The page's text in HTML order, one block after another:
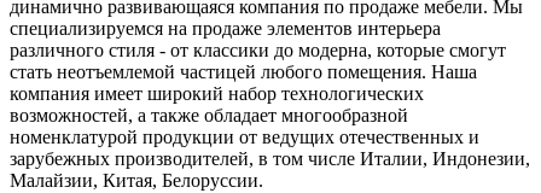
динамично развивающаяся компания по продаже мебели. Мы
специализируемся на продаже элементов интерьера
различного стиля - от классики до модерна, которые смогут
стать неотъемлемой частицей любого помещения. Наша
компания имеет широкий набор технологических
возможностей, а также обладает многообразной
номенклатурой продукции от ведущих отечественных и
зарубежных производителей, в том числе Италии, Индонезии,
Малайзии, Китая, Белоруссии.